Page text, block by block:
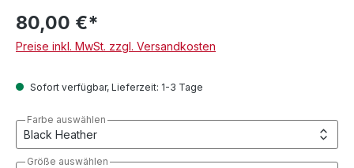
80,00 €*
Preise inkl. MwSt. zzgl. Versandkosten
Sofort verfügbar, Lieferzeit: 1-3 Tage
Farbe auswählen
Größe auswählen